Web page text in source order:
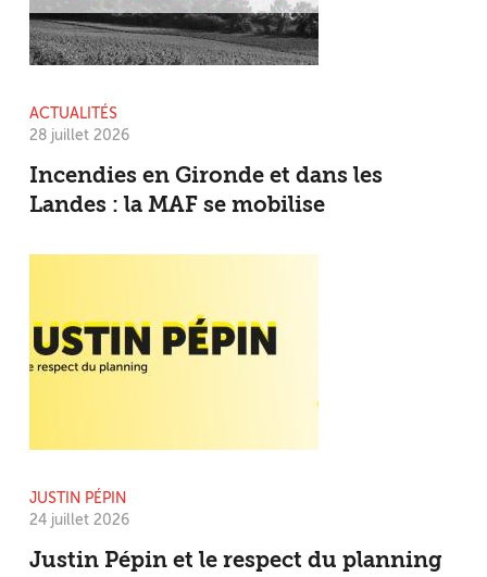
ACTUALITÉS
28 juillet 2026
Incendies en Gironde et dans les
Landes : la MAF se mobilise
JUSTIN PÉPIN
24 juillet 2026
Justin Pépin et le respect du planning